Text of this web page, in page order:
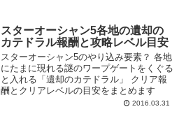
スターオーシャン5各地の遺却の
カテドラル報酬と攻略レベル目安
スターオーシャン5のやり込み要素？ 各地
にたまに現れる謎のワープゲートをくぐる
と入れる「遺却のカテドラル」 クリア報
酬とクリアレベルの目安をまとめます
2016.03.31